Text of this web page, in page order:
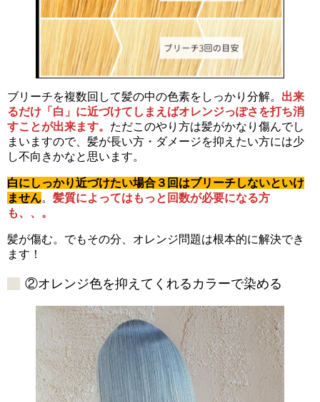
ブリーチを複数回して髪の中の色素をしっかり分解。 出来
るだけ「白」に近づけてしまえばオレンジっぽさを打ち消
すことが出来ます。 ただこのやり方は髪がかなり傷んでし
まいますので、髪が長い方・ダメージを抑えたい方には少
し不向きかなと思います。
白にしっかり近づけたい場合３回はブリーチしないといけ
ません。 髪質によってはもっと回数が必要になる方
も、、。
髪が傷む。でもその分、オレンジ問題は根本的に解決でき
ます！
②オレンジ色を抑えてくれるカラーで染める